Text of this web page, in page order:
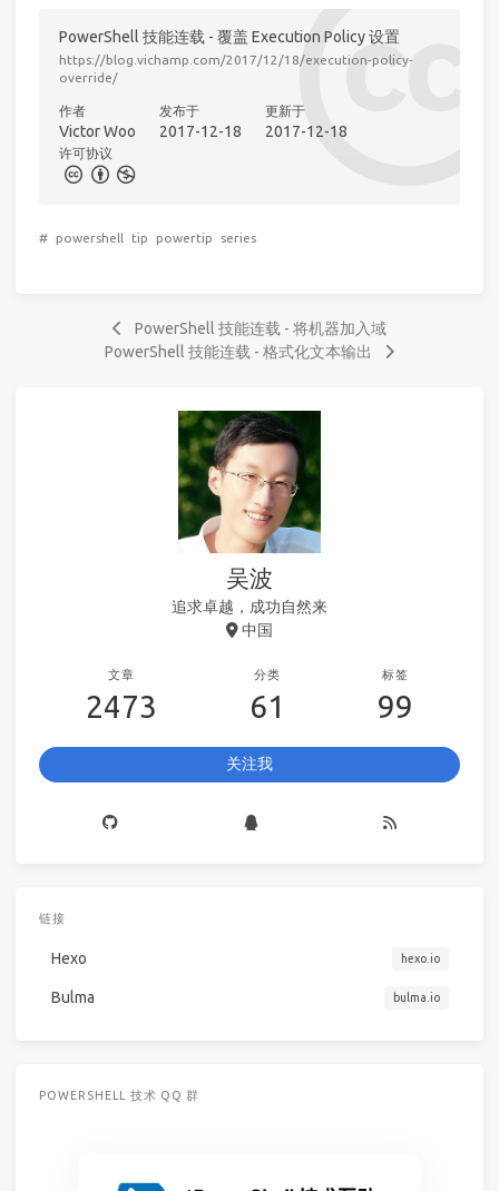
PowerShell 技能连载 - 覆盖 Execution Policy 设置
https://blog.vichamp.com/2017/12/18/execution-policy-
override/
作者
Victor Woo
发布于
2017-12-18
更新于
2017-12-18
许可协议
# powershell tip powertip series
PowerShell 技能连载 - 将机器加入域
PowerShell 技能连载 - 格式化文本输出
吴波
追求卓越，成功自然来
中国
文章
2473
分类
61
标签
99
关注我
链接
Hexo hexo.io
Bulma bulma.io
POWERSHELL 技术 QQ 群